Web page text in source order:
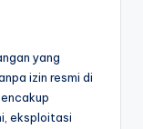
yang
izin resmi di
eksploitasi